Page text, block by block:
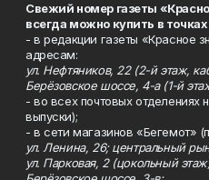
Свежий номер газеты
всегда можно купить в
- в редакции газеты «Красное
адресам:
ул. Нефтяников, 22 (2-й этаж,
Берёзовское шоссе, 4-а (1-й
- во всех почтовых отделениях
выпуски);
- в сети магазинов «Бегемот»
ул. Ленина, 26; центральный
ул. Парковая, 2 (цокольный